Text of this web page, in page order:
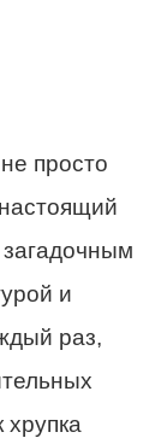
просто
и
раз,